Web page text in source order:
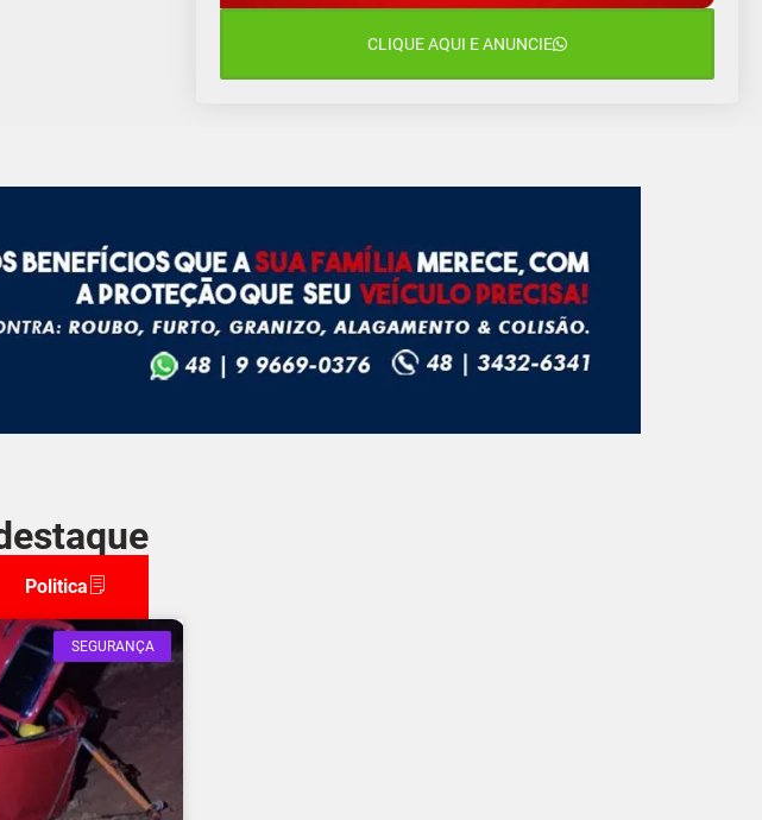
CLIQUE AQUI E ANUNCIE
Politica
SEGURANÇA